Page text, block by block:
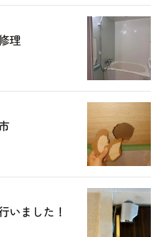
理
いました！